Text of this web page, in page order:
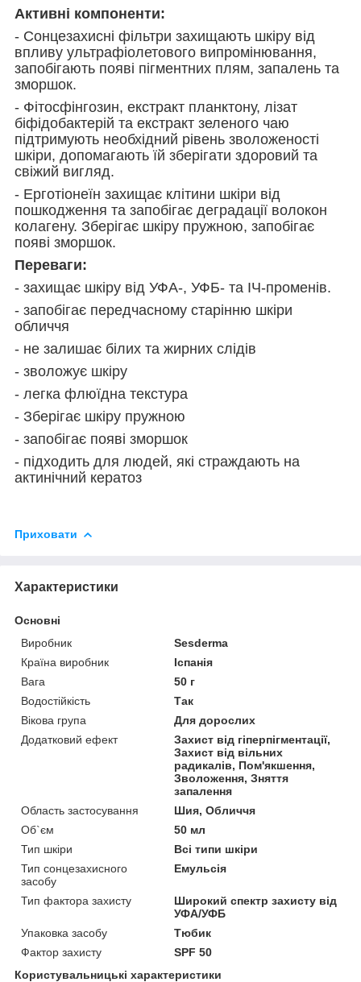
Активні компоненти:
- Сонцезахисні фільтри захищають шкіру від
впливу ультрафіолетового випромінювання,
запобігають появі пігментних плям, запалень та
зморшок.
- Фітосфінгозин, екстракт планктону, лізат
біфідобактерій та екстракт зеленого чаю
підтримують необхідний рівень зволоженості
шкіри, допомагають їй зберігати здоровий та
свіжий вигляд.
- Ерготіонеїн захищає клітини шкіри від
пошкодження та запобігає деградації волокон
колагену. Зберігає шкіру пружною, запобігає
появі зморшок.
Переваги:
- захищає шкіру від УФА-, УФБ- та ІЧ-променів.
- запобігає передчасному старінню шкіри
обличчя
- не залишає білих та жирних слідів
- зволожує шкіру
- легка флюїдна текстура
- Зберігає шкіру пружною
- запобігає появі зморшок
- підходить для людей, які страждають на
актинічний кератоз
Приховати
Характеристики
Основні
Виробник
Sesderma
Країна виробник
Іспанія
Вага
50 г
Водостійкість
Так
Вікова група
Для дорослих
Додатковий ефект
Захист від гіперпігментації,
Захист від вільних
радикалів, Пом'якшення,
Зволоження, Зняття
запалення
Область застосування
Шия, Обличчя
Об`єм
50 мл
Тип шкіри
Всі типи шкіри
Тип сонцезахисного
засобу
Емульсія
Тип фактора захисту
Широкий спектр захисту від
УФА/УФБ
Упаковка засобу
Тюбик
Фактор захисту
SPF 50
Користувальницькі характеристики